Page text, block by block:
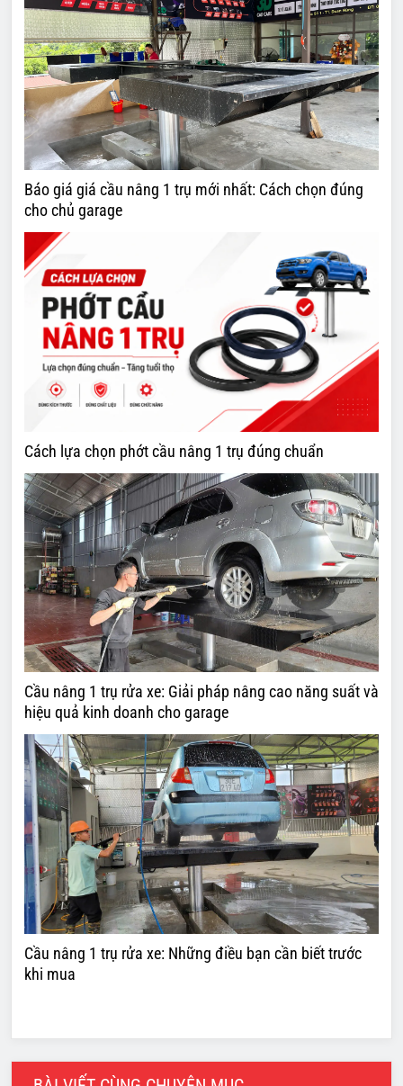
Báo giá giá cầu nâng 1 trụ mới nhất: Cách chọn đúng
cho chủ garage
Cách lựa chọn phớt cầu nâng 1 trụ đúng chuẩn
Cầu nâng 1 trụ rửa xe: Giải pháp nâng cao năng suất và
hiệu quả kinh doanh cho garage
Cầu nâng 1 trụ rửa xe: Những điều bạn cần biết trước
khi mua